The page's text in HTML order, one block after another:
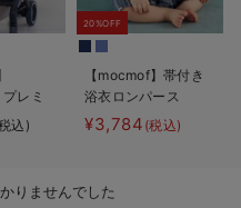
ベビーシューズ・ファーストシューズ・ベビー靴下
準備品
お部屋映えアイテム
レミ
込)
20%OFF
【mocmof】帯付き
浴衣ロンパース
¥3,784 (税込)
りませんでした